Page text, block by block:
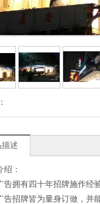
描述
绍：
告拥有四十年招牌施作经
告招牌皆为量身订做，并